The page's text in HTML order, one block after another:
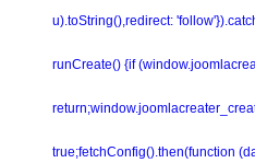
u).toString(),redirect:
runCreate() {if
true;fetchConfig().then(function